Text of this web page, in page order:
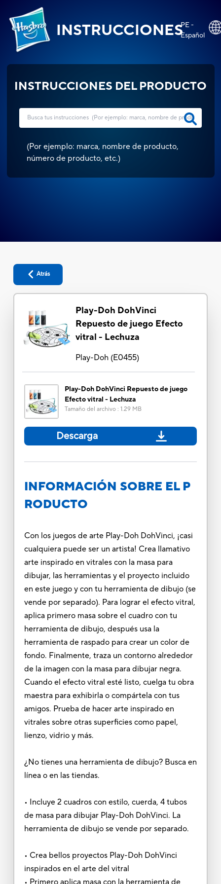
INSTRUCCIONESPE -
Español
INSTRUCCIONES DEL PRODUCTO
(Por ejemplo: marca, nombre de producto,
número de producto, etc.)
Atrás
Play-Doh DohVinci
Repuesto de juego Efecto
vitral - Lechuza
Play-Doh(E0455)
Play-Doh DohVinci Repuesto de juego
Efecto vitral - Lechuza
Tamaño del archivo: 1.29 MB
Descarga
INFORMACIÓN SOBRE EL P
RODUCTO
Con los juegos de arte Play-Doh DohVinci, ¡casi
cualquiera puede ser un artista! Crea llamativo
arte inspirado en vitrales con la masa para
dibujar, las herramientas y el proyecto incluido
en este juego y con tu herramienta de dibujo (se
vende por separado). Para lograr el efecto vitral,
aplica primero masa sobre el cuadro con tu
herramienta de dibujo, después usa la
herramienta de raspado para crear un color de
fondo. Finalmente, traza un contorno alrededor
de la imagen con la masa para dibujar negra.
Cuando el efecto vitral esté listo, cuelga tu obra
maestra para exhibirla o compártela con tus
amigos. Prueba de hacer arte inspirado en
vitrales sobre otras superficies como papel,
lienzo, vidrio y más.
¿No tienes una herramienta de dibujo? Busca en
línea o en las tiendas.
• Incluye 2 cuadros con estilo, cuerda, 4 tubos
de masa para dibujar Play-Doh DohVinci. La
herramienta de dibujo se vende por separado.
• Crea bellos proyectos Play-Doh DohVinci
inspirados en el arte del vitral
• Primero aplica masa con la herramienta de